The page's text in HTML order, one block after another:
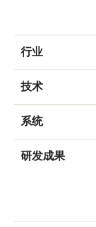
行业
技术
系统
研发成果